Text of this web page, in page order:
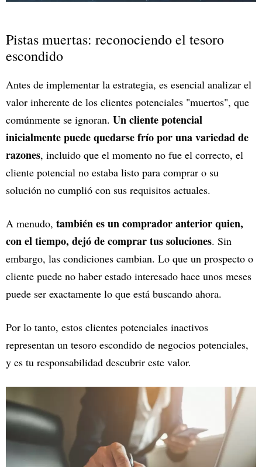
Pistas muertas: reconociendo el tesoro
escondido
Antes de implementar la estrategia, es esencial analizar el
valor inherente de los clientes potenciales "muertos", que
comúnmente se ignoran. Un cliente potencial
inicialmente puede quedarse frío por una variedad de
razones, incluido que el momento no fue el correcto, el
cliente potencial no estaba listo para comprar o su
solución no cumplió con sus requisitos actuales.
A menudo, también es un comprador anterior quien,
con el tiempo, dejó de comprar tus soluciones. Sin
embargo, las condiciones cambian. Lo que un prospecto o
cliente puede no haber estado interesado hace unos meses
puede ser exactamente lo que está buscando ahora.
Por lo tanto, estos clientes potenciales inactivos
representan un tesoro escondido de negocios potenciales,
y es tu responsabilidad descubrir este valor.